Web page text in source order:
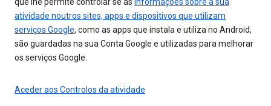
atividade noutros sites, apps e dispositivos que utilizam
serviços Google, como as apps que instala e utiliza no Android,
são guardadas na sua Conta Google e utilizadas para melhorar
os serviços Google.
Aceder aos Controlos da atividade